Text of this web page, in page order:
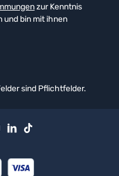
zur Kenntnis
und bin mit ihnen
sind Pflichtfelder.